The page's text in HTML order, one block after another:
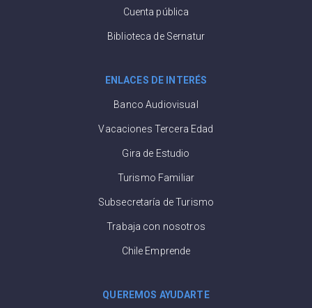
Cuenta pública
Biblioteca de Sernatur
ENLACES DE INTERÉS
Banco Audiovisual
Vacaciones Tercera Edad
Gira de Estudio
Turismo Familiar
Subsecretaría de Turismo
Trabaja con nosotros
Chile Emprende
QUEREMOS AYUDARTE